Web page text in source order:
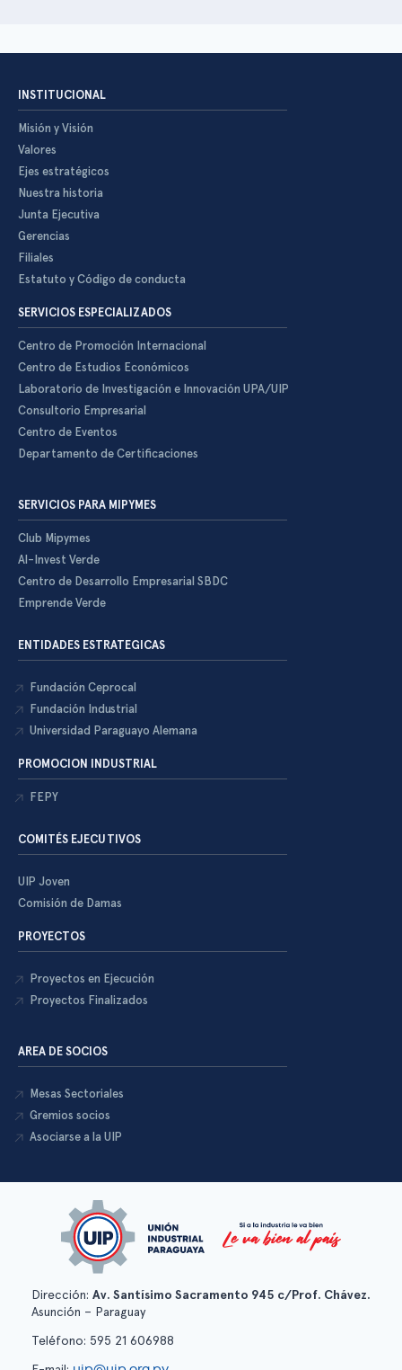
INSTITUCIONAL
Misión y Visión
Valores
Ejes estratégicos
Nuestra historia
Junta Ejecutiva
Gerencias
Filiales
Estatuto y Código de conducta
SERVICIOS ESPECIALIZADOS
Centro de Promoción Internacional
Centro de Estudios Económicos
Laboratorio de Investigación e Innovación UPA/UIP
Consultorio Empresarial
Centro de Eventos
Departamento de Certificaciones
SERVICIOS PARA MIPYMES
Club Mipymes
Al-Invest Verde
Centro de Desarrollo Empresarial SBDC
Emprende Verde
ENTIDADES ESTRATEGICAS
Fundación Ceprocal
Fundación Industrial
Universidad Paraguayo Alemana
PROMOCION INDUSTRIAL
FEPY
COMITÉS EJECUTIVOS
UIP Joven
Comisión de Damas
PROYECTOS
Proyectos en Ejecución
Proyectos Finalizados
AREA DE SOCIOS
Mesas Sectoriales
Gremios socios
Asociarse a la UIP
Dirección: Av. Santísimo Sacramento 945 c/Prof. Chávez.
Asunción – Paraguay
Teléfono: 595 21 606988